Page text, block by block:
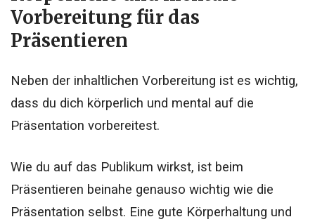
Vorbereitung für das
Präsentieren
Neben der inhaltlichen Vorbereitung ist es wichtig,
dass du dich körperlich und mental auf die
Präsentation vorbereitest.
Wie du auf das Publikum wirkst, ist beim
Präsentieren beinahe genauso wichtig wie die
Präsentation selbst. Eine gute Körperhaltung und